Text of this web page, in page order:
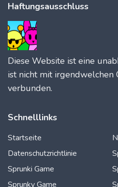
Haftungsausschluss
Diese Website ist eine
ist nicht mit irgendwelchen
verbunden.
Schnelllinks
Startseite
Datenschutzrichtlinie
Sprunki Game
Sprunky Game